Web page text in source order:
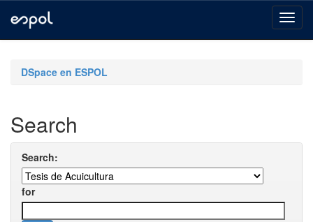
navigationDSpace en ESPOL
Search
Search:
for